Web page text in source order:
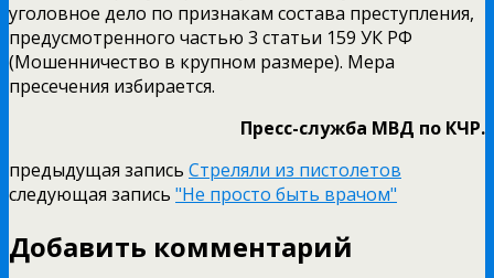
уголовное дело по признакам состава преступления,
предусмотренного частью 3 статьи 159 УК РФ
(Мошенничество в крупном размере). Мера
пресечения избирается.
Пресс­-служба МВД по КЧР.
предыдущая запись Стреляли из пистолетов
следующая запись "Не просто быть врачом"
Добавить комментарий